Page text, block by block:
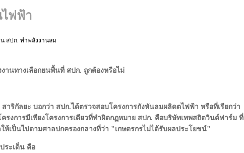
ไฟฟ้า
สปก. ทำพลังงานลม
านทางเลือกยนพื้นที่ สปก. ถูกต้องหรือไม่
าริกัลยะ บอกว่า สปก.ได้ตรวจสอบโครงการกังหันลมผลิดตไฟฟ้า หรือที่เรียกว่า
รงการมีเพียงโครงการเดียวที่ทำผิดกฏหมาย สปก. คือบริษัทเทพสถิตวินด์ฟาร์ม ที่
ห้เป็นไปตามศาลปกครองกลางที่ว่า "เกษตรกรไม่ได้รับผลประโยชน์"
ระเด็น คือ